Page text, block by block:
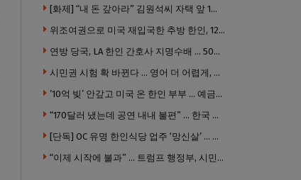
[화제] “내 돈 갚아라” 김원석씨 자택 앞 1인 광대 시위 … 한인 투자사, “108만 달러 못받아”
위조여권으로 미국 재입국한 추방 한인, 120만 달러 은행 사기 행각
연방 당국, LA 한인 간호사 지명수배 … 500만 달러 메디캐어 사기, 선고 직전 한국 도주
시민권 시험 확 바뀐다 … 영어 더 어렵게, 민간시험 도입 추진
’10억 빚’ 안갚고 미국 온 한인 부부 … 예금보험공사, 미국서 소송
“170달러 냈는데 공연 내내 불편” … 한국 코미디언 LA공연, 음향 불량에 외모 비하 개그 논란
[단독] OC 유명 한인식당 업주 ‘망신살’ … 육류대금 안 갚자 식당서 공개추심
“이제 시작에 불과” … 트럼프 행정부, 시민권 박탈 본격화